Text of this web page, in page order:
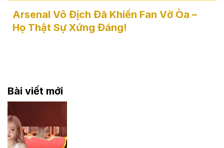
Arsenal Vô Địch Đã Khiến Fan Vỡ Òa –
Họ Thật Sự Xứng Đáng!
Bài viết mới